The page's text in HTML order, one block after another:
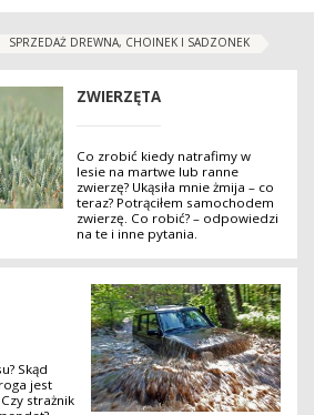
SPRZEDAŻ DREWNA, CHOINEK I SADZONEK
ZWIERZĘTA
Co zrobić kiedy natrafimy w
lesie na martwe lub ranne
zwierzę? Ukąsiła mnie żmija – co
teraz? Potrąciłem samochodem
zwierzę. Co robić? – odpowiedzi
na te i inne pytania.
Skąd
jest
strażnik